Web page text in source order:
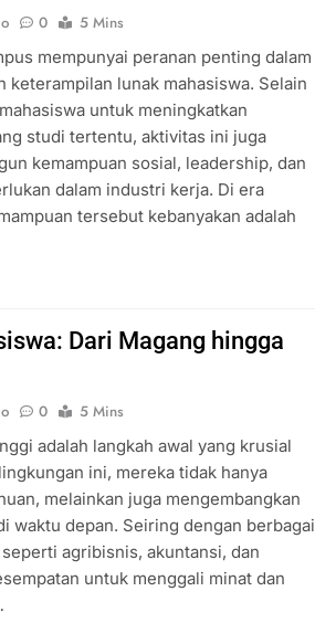
0
5 Mins
mempunyai peranan penting dalam
keterampilan lunak mahasiswa. Selain
untuk meningkatkan
studi tertentu, aktivitas ini juga
kemampuan sosial, leadership, dan
dalam industri kerja. Di era
tersebut kebanyakan adalah
Dari Magang hingga
0
5 Mins
adalah langkah awal yang krusial
ini, mereka tidak hanya
melainkan juga mengembangkan
waktu depan. Seiring dengan berbagai
agribisnis, akuntansi, dan
untuk menggali minat dan